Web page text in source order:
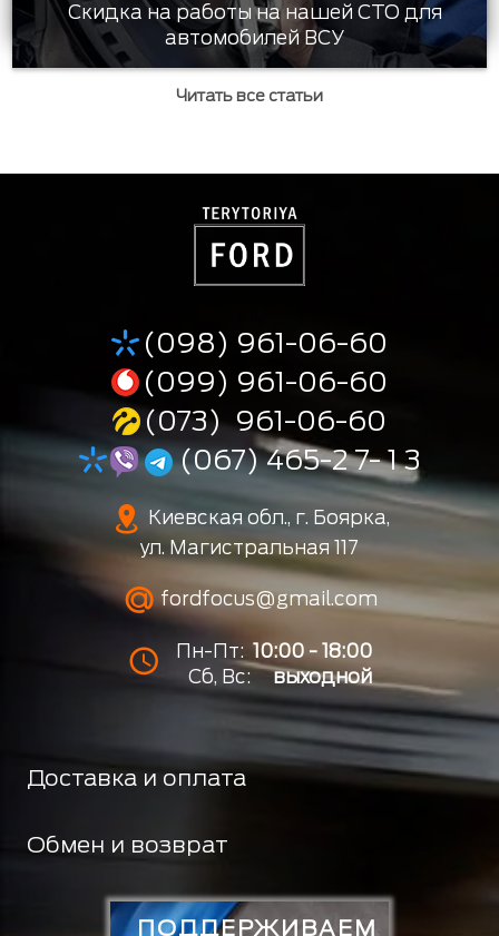
Скидка на работы на нашей СТО для
автомобилей ВСУ
Читать все статьи
(098) 961-06-60
(099) 961-06-60
(073) 961-06-60
(067) 465-2 7- 1 3
Киевская обл., г. Боярка,
ул. Магистральная 117
fordfocus@gmail.com
Пн-Пт: 10:00 - 18:00
Сб, Вс:
выходной
Доставка и оплата
Обмен и возврат
ПОДДЕРЖИВАЕМ